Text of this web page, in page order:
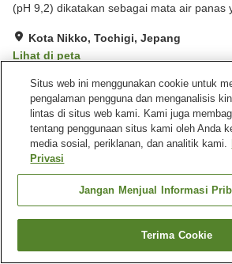
(pH 9,2) dikatakan sebagai mata air panas
Kota Nikko, Tochigi, Jepang
Lihat di peta
Sangat baik Ulasan:545
Fasilitas properti
Tempat parkir
Lounge
Mesin penjual otomatis
Beranda Jepang Tochigi Kota Nikko
Cari kamar
Situs web ini menggunakan cookie untuk
pengalaman pengguna dan menganalisis
lintas di situs web kami. Kami juga
tentang penggunaan situs kami oleh Anda
media sosial, periklanan, dan analitik kami.
Privasi
Jangan Menjual Informasi
Terima Cookie